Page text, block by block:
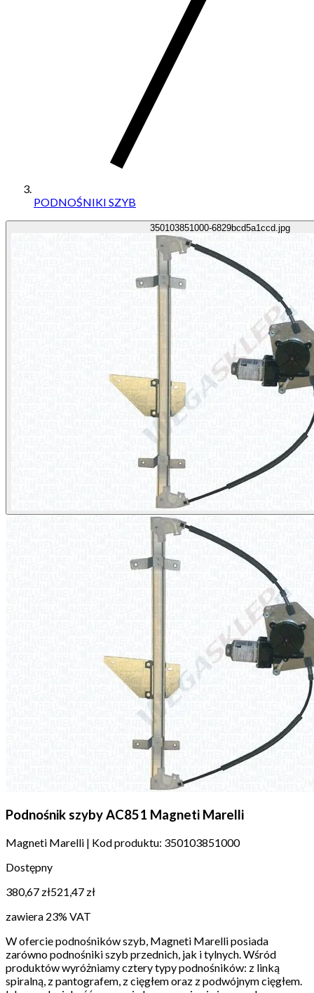
PODNOŚNIKI SZYB
350103851000-6829bcd5a1ccd.jpg
Podnośnik szyby AC851 Magneti Marelli
Magneti Marelli | Kod produktu: 350103851000
Dostępny
380,67 zł521,47 zł
zawiera 23% VAT
W ofercie podnośników szyb, Magneti Marelli posiada
zarówno podnośniki szyb przednich, jak i tylnych. Wśród
produktów wyróżniamy cztery typy podnośników: z linką
spiralną, z pantografem, z cięgłem oraz z podwójnym cięgłem.